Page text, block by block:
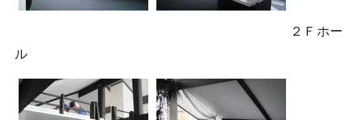
２Ｆホー
ル